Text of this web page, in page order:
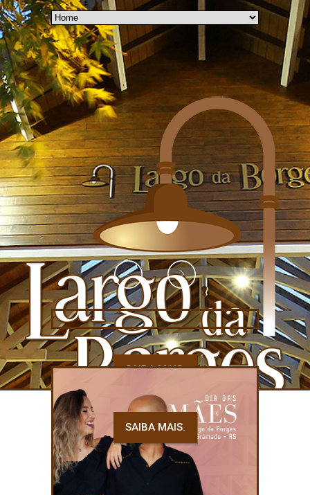
SAIBA MAIS.
SAIBA MAIS.